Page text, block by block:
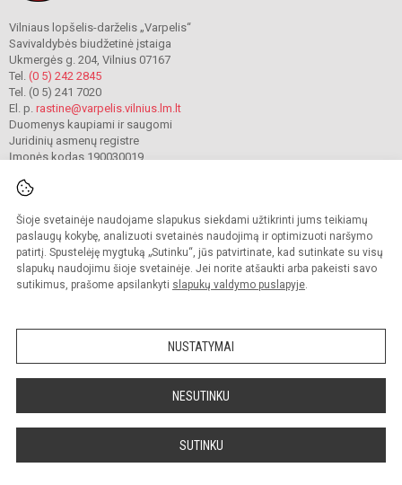
Šioje svetainėje naudojame slapukus siekdami užtikrinti jums teikiamų
paslaugų kokybę, analizuoti svetainės naudojimą ir optimizuoti naršymo
patirtį. Spustelėję mygtuką „Sutinku“, jūs patvirtinate, kad sutinkate su visų
slapukų naudojimu šioje svetainėje. Jei norite atšaukti arba pakeisti savo
sutikimus, prašome apsilankyti slapukų valdymo puslapyje.
NUSTATYMAI
NESUTINKU
SUTINKU
Vilniaus lopšelis-darželis „Varpelis“
Savivaldybės biudžetinė įstaiga
Ukmergės g. 204, Vilnius 07167
Tel. (0 5) 242 2845
Tel. (0 5) 241 7020
El. p. rastine@varpelis.vilnius.lm.lt
Duomenys kaupiami ir saugomi
Juridinių asmenų registre
Įmonės kodas 190030019
© 2023. Vilniaus lopšelis-darželis „Varpelis“. Visos teisės saugomos.
Kopijuoti turinį be raštiško įstaigos administracijos sutikimo griežtai draudžiama.
Prieinamumo paraiška Slapukų valdymas
Sumanus būdas atnaujinti